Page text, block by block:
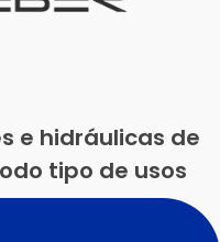
e hidráulicas de
tipo de usos